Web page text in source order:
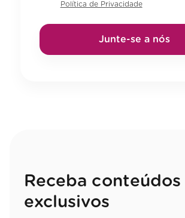
Política de Privacidade
Junte-se a nós
Receba conteúdos
exclusivos